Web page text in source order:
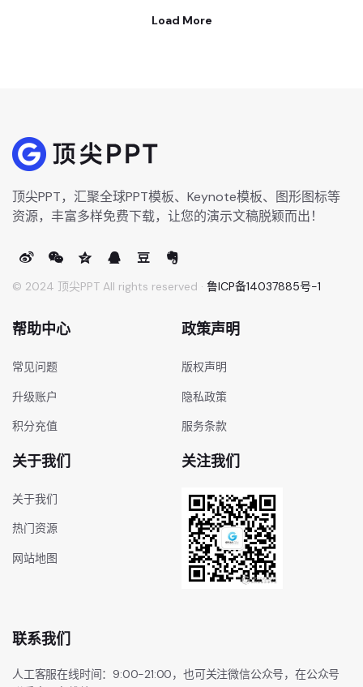
Load More
顶尖PPT，汇聚全球PPT模板、Keynote模板、图形图标等
资源，丰富多样免费下载，让您的演示文稿脱颖而出！
© 2024 顶尖PPT All rights reserved · 鲁ICP备14037885号-1
帮助中心
常见问题
升级账户
积分充值
政策声明
版权声明
隐私政策
服务条款
关于我们
关于我们
热门资源
网站地图
关注我们
联系我们
人工客服在线时间：9:00-21:00，也可关注微信公众号，在公众号